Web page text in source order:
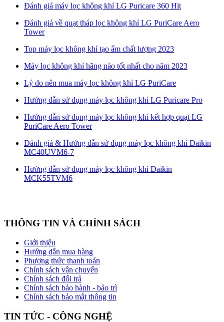
Đánh giá máy lọc không khí LG Puricare 360 Hit
Đánh giá về quạt tháp lọc không khí LG PuriCare Aero
Tower
Top máy lọc không khí tạo ẩm chất lượng 2023
Máy lọc không khí hãng nào tốt nhất cho năm 2023
Lý do nên mua máy lọc không khí LG PuriCare
Hướng dẫn sử dụng máy lọc không khí LG Puricare Pro
Hướng dẫn sử dụng máy lọc không khí kết hợp quạt LG
PuriCare Aero Tower
Đánh giá & Hướng dẫn sử dụng máy lọc không khí Daikin
MC40UVM6-7
Hướng dẫn sử dụng máy lọc không khí Daikin
MCK55TVM6
THÔNG TIN VÀ CHÍNH SÁCH
Giới thiệu
Hướng dẫn mua hàng
Phương thức thanh toán
Chính sách vận chuyển
Chính sách đổi trả
Chính sách bảo hành - bảo trì
Chính sách bảo mật thông tin
TIN TỨC - CÔNG NGHỆ